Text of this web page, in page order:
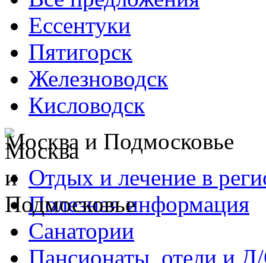
Ессентуки
Пятигорск
Железноводск
Кисловодск
Москва и Подмосковье
Отдых и лечение в
Полезная информация
Санатории
Пансионаты, отели и